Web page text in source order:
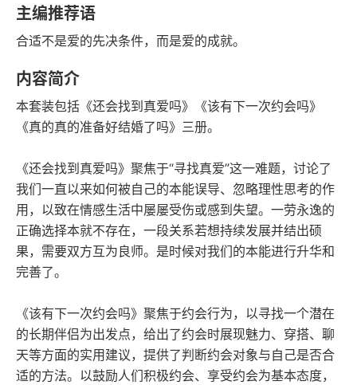
2024-12-01
发行日期
主编推荐语
合适不是爱的先决条件，而是爱的成就。
内容简介
本套装包括《还会找到真爱吗》《该有下一次约会吗》
《真的真的准备好结婚了吗》三册。
《还会找到真爱吗》聚焦于“寻找真爱”这一难题，讨论了
我们一直以来如何被自己的本能误导、忽略理性思考的作
用，以致在情感生活中屡屡受伤或感到失望。一劳永逸的
正确选择本就不存在，一段关系若想持续发展并结出硕
果，需要双方互为良师。是时候对我们的本能进行升华和
完善了。
《该有下一次约会吗》聚焦于约会行为，以寻找一个潜在
的长期伴侣为出发点，给出了约会时展现魅力、穿搭、聊
天等方面的实用建议，提供了判断约会对象与自己是否合
适的方法。以鼓励人们积极约会、享受约会为基本态度，